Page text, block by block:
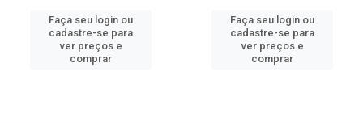
Faça seu login ou
cadastre-se para
ver preços e
comprar
Faça seu login ou
cadastre-se para
ver preços e
comprar